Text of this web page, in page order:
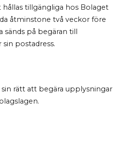
tillgängliga hos Bolaget
åtminstone två veckor före
sänds på begäran till
postadress.
rätt att begära upplysningar